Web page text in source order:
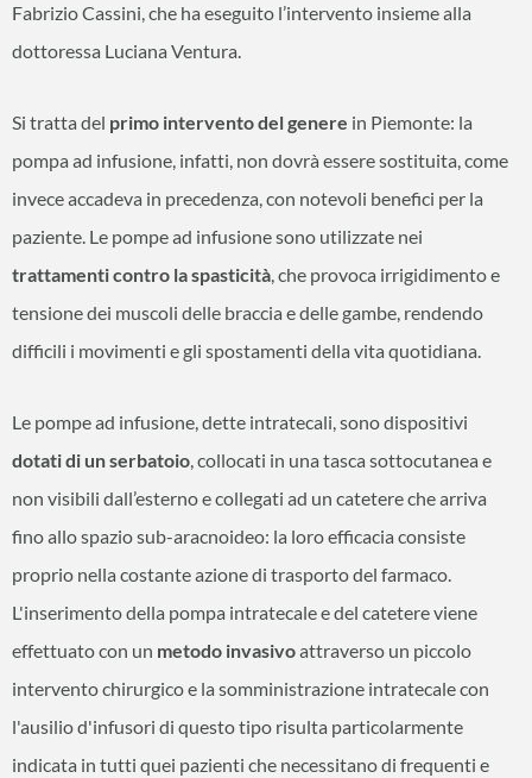
Fabrizio Cassini, che ha eseguito l’intervento insieme alla
dottoressa Luciana Ventura.
Si tratta del primo intervento del genere in Piemonte: la
pompa ad infusione, infatti, non dovrà essere sostituita, come
invece accadeva in precedenza, con notevoli benefici per la
paziente. Le pompe ad infusione sono utilizzate nei
trattamenti contro la spasticità, che provoca irrigidimento e
tensione dei muscoli delle braccia e delle gambe, rendendo
difficili i movimenti e gli spostamenti della vita quotidiana.
Le pompe ad infusione, dette intratecali, sono dispositivi
dotati di un serbatoio, collocati in una tasca sottocutanea e
non visibili dall’esterno e collegati ad un catetere che arriva
fino allo spazio sub-aracnoideo: la loro efficacia consiste
proprio nella costante azione di trasporto del farmaco.
L'inserimento della pompa intratecale e del catetere viene
effettuato con un metodo invasivoattraverso un piccolo
intervento chirurgico e la somministrazione intratecale con
l'ausilio d'infusori di questo tipo risulta particolarmente
indicata in tutti quei pazienti che necessitano di frequenti e